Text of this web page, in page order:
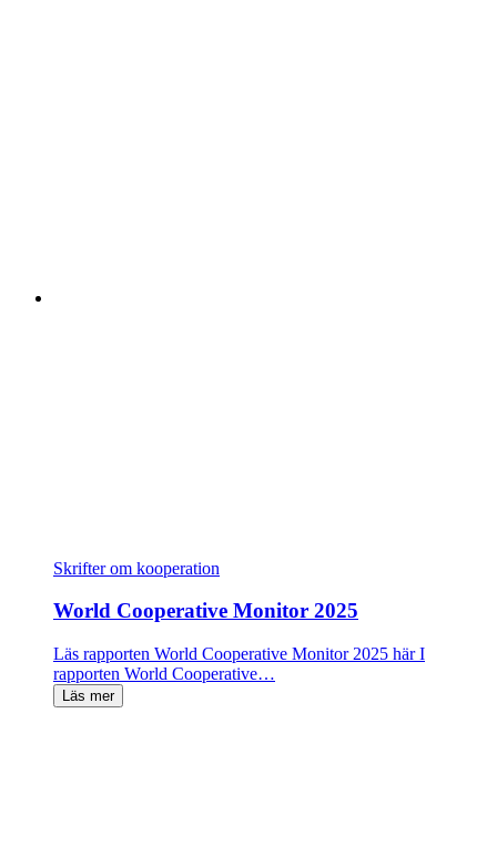
Skrifter om kooperation
World Cooperative Monitor 2025
Läs rapporten World Cooperative Monitor 2025 här I
rapporten World Cooperative…
Läs mer